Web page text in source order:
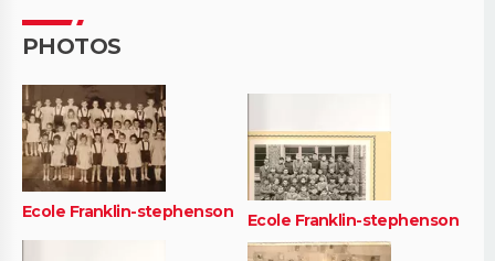
PHOTOS
Ecole Franklin-stephenson Ecole Franklin-stephenson